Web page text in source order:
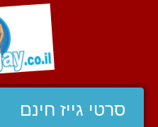
סרטי גייז חינם